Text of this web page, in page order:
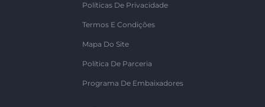
Políticas De Privacidade
Termos E Condições
Mapa Do Site
Política De Parceria
Programa De Embaixadores